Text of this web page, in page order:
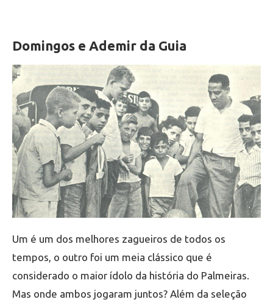
Domingos e Ademir da Guia
Um é um dos melhores zagueiros de todos os
tempos, o outro foi um meia clássico que é
considerado o maior ídolo da história do Palmeiras.
Mas onde ambos jogaram juntos? Além da seleção